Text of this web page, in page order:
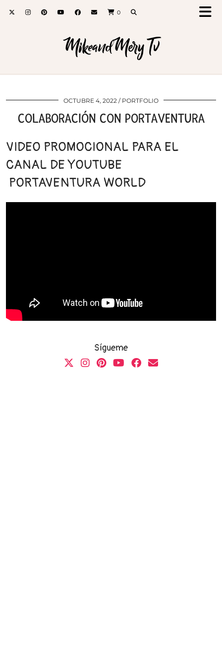
0
MikeandMery Tv
OCTUBRE 4, 2022 PORTFOLIO
COLABORACIÓN CON PORTAVENTURA
VIDEO PROMOCIONAL PARA EL
CANAL DE YOUTUBE
PORTAVENTURA WORLD
Sígueme